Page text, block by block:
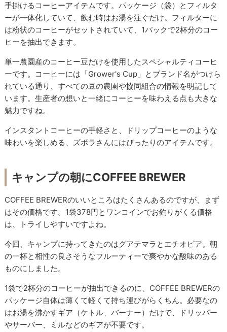
手掛けるコーヒーアイテムです。パッケージ（袋）とフィルタ
ーが一体化していて、飲む時はお湯を注ぐだけ。フィルターに
は粉状のコーヒーがセットされていて、1パックで2杯分のコー
ヒーを抽出できます。
単一農園産のコーヒー豆だけを使用したスペシャルティコーヒ
ーです。コーヒーには「Grower's Cup」とブランド名がつけら
れている通り、すべての豆の農園や協同組合の情報を明記して
います。生産者の想いと一緒にコーヒーを味わえる点も大きな
魅力ですね。
インスタントコーヒーの手軽さと、ドリップコーヒーのような
味わいを楽しめる、ズボラさんにはぴったりのアイテムです。
キャンプの朝にCOFFEE BREWER
COFFEE BREWERのいいところはたくさんあるのですが、まず
はその価格です。1袋378円とワンコインでお釣りがくる価格
は、トライしやすいですよね。
今回、キャンプに持ってきたのはグアテマラとエチオピア。朝
の一杯と相性の良さそうなフルーティーで爽やかな酸味のある
ものにしました。
1袋で2杯分のコーヒーが抽出できるのに、COFFEE BREWERの
パッケージ自体は薄くて軽くて持ち運びがらくちん。必要なの
はお湯を沸かすギア（ケトル、バーナー）だけで、ドリッパー
やサーバー、ミルなどのギアが不要です。